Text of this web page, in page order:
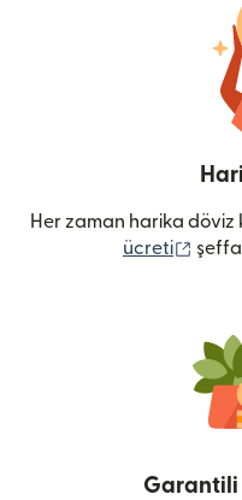
Her zaman harika döviz
ücreti
(yeni
Garantili